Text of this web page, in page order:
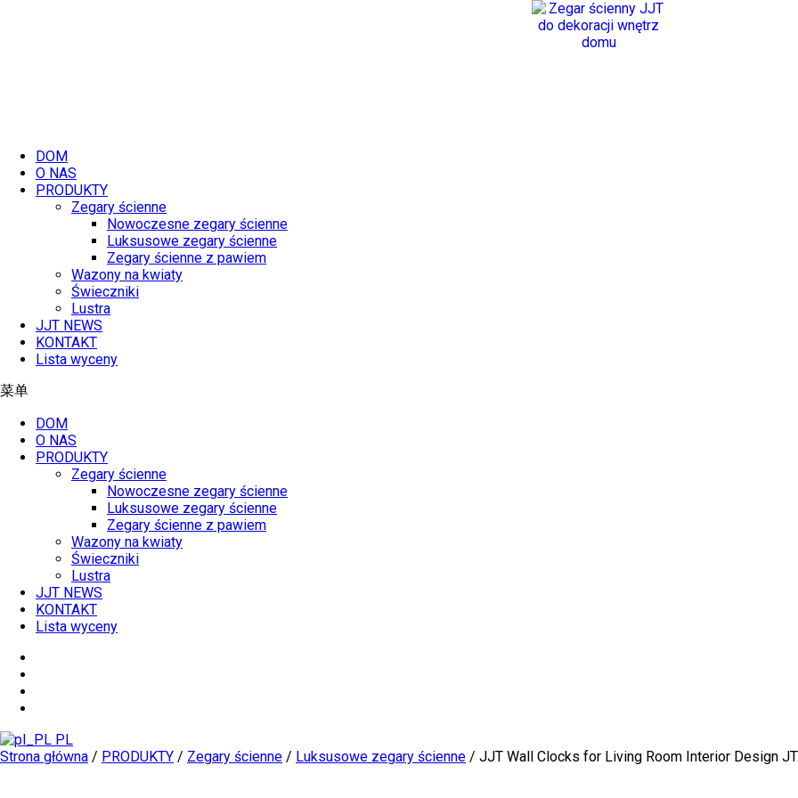
DOM
O NAS
PRODUKTY
Zegary ścienne
Nowoczesne zegary ścienne
Luksusowe zegary ścienne
Zegary ścienne z pawiem
Wazony na kwiaty
Świeczniki
Lustra
JJT NEWS
KONTAKT
Lista wyceny
菜单
DOM
O NAS
PRODUKTY
Zegary ścienne
Nowoczesne zegary ścienne
Luksusowe zegary ścienne
Zegary ścienne z pawiem
Wazony na kwiaty
Świeczniki
Lustra
JJT NEWS
KONTAKT
Lista wyceny
PL
Strona główna / PRODUKTY / Zegary ścienne / Luksusowe zegary ścienne / JJT Wall Clocks for Living Room Interior Design